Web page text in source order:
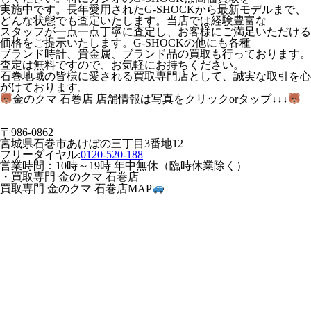
実施中です。長年愛用されたG-SHOCKから最新モデルまで、
どんな状態でも査定いたします。当店では経験豊富な
スタッフが一点一点丁寧に査定し、お客様にご満足いただける
価格をご提示いたします。G-SHOCKの他にも各種
ブランド時計、貴金属、ブランド品の買取も行っております。
査定は無料ですので、お気軽にお持ちください。
石巻地域の皆様に愛される買取専門店として、誠実な取引を心
がけております。
金のクマ 石巻店 店舗情報は写真をクリックorタップ↓↓↓
〒986-0862
宮城県石巻市あけぼの三丁目3番地12
フリーダイヤル:0120-520-188
営業時間：10時～19時 年中無休（臨時休業除く）
・買取専門 金のクマ 石巻店
買取専門 金のクマ 石巻店MAP